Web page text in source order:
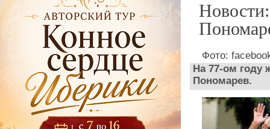
Фото:
На 77-ом году
Пономарев.